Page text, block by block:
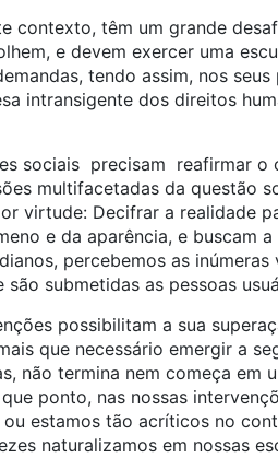
contexto, têm um grande
e devem exercer uma
tendo assim, nos
intransigente dos direitos
sociais precisam reafirmar o
multifacetadas da questão
virtude: Decifrar a realidade
e da aparência, e buscam
percebemos as
submetidas as pessoas
possibilitam a sua
que necessário emergir a
não termina nem começa em
ponto, nas nossas
estamos tão acríticos no
naturalizamos em nossas